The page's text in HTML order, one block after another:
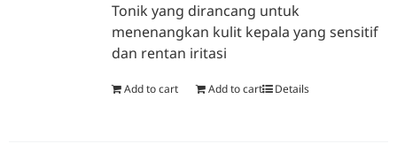
Tonik yang dirancang untuk
menenangkan kulit kepala yang sensitif
dan rentan iritasi
Add to cart Add to cart Details